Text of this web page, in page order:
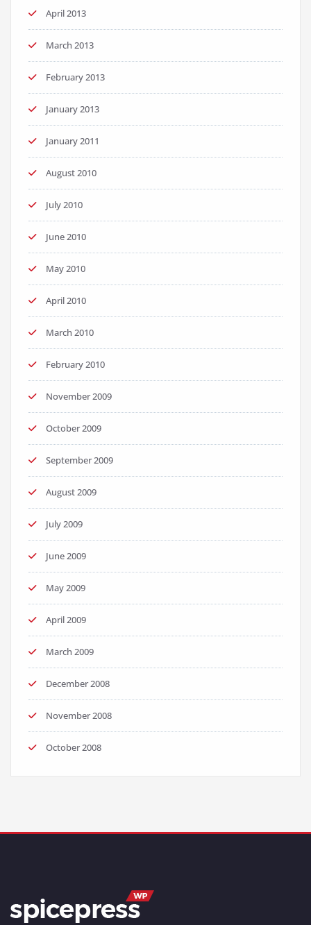
April 2013
March 2013
February 2013
January 2013
January 2011
August 2010
July 2010
June 2010
May 2010
April 2010
March 2010
February 2010
November 2009
October 2009
September 2009
August 2009
July 2009
June 2009
May 2009
April 2009
March 2009
December 2008
November 2008
October 2008